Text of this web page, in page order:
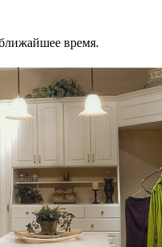
время.